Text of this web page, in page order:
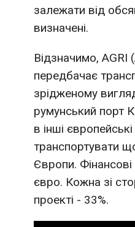
залежати від
визначені.
Відзначимо,
передбачає
зрідженому
румунський порт
в інші
транспортувати
Європи.
євро. Кожна зі
проекті - 33%.